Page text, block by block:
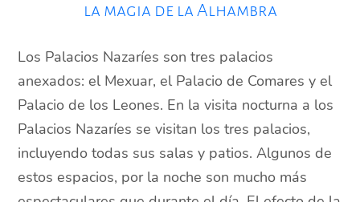
la magia de la Alhambra
Los Palacios Nazaríes son tres palacios
anexados: el Mexuar, el Palacio de Comares y el
Palacio de los Leones. En la visita nocturna a los
Palacios Nazaríes se visitan los tres palacios,
incluyendo todas sus salas y patios. Algunos de
estos espacios, por la noche son mucho más